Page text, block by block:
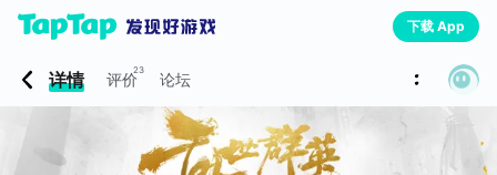
下载 App
详情 评价23 论坛